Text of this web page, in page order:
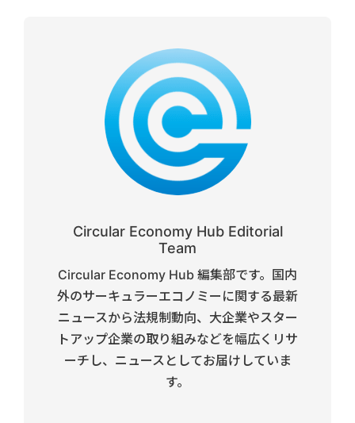
Circular Economy Hub Editorial
Team
Circular Economy Hub 編集部です。国内
外のサーキュラーエコノミーに関する最新
ニュースから法規制動向、大企業やスター
トアップ企業の取り組みなどを幅広くリサ
ーチし、ニュースとしてお届けしていま
す。